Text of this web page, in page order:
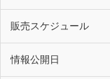
販売スケジュール
情報公開日